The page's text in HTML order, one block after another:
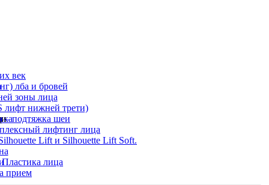
век
лба и бровей
зоны лица
лифт нижней трети)
– подтяжка шеи
лифтинг лица
Lift и Silhouette Lift Soft.
лица
прием